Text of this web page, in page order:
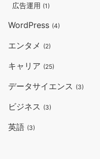
広告運用 (1)
WordPress (4)
エンタメ (2)
キャリア (25)
データサイエンス (3)
ビジネス (3)
英語 (3)